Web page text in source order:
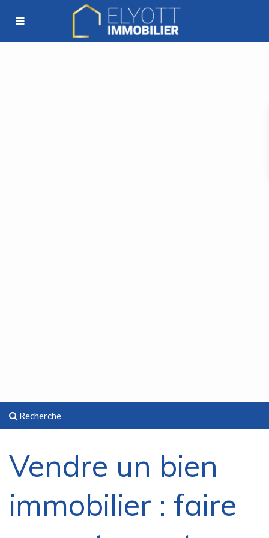
Recherche
Vendre un bien
immobilier : faire